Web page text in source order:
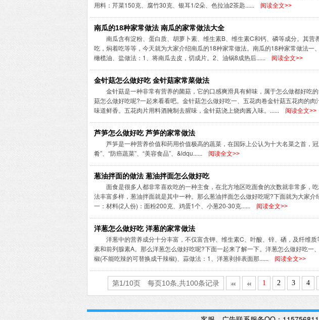
用料：芹菜150克、腐竹30克、银耳1/2朵、色拉油2茶匙......
阅读全文>>
南瓜的18种家常做法 南瓜的家常做法大全
南瓜含有淀粉、蛋白质、胡萝卜素、维生素B、维生素C和钙、磷等成分。其营
吃，焖着吃等等，今天就为大家介绍南瓜的18种家常做法。南瓜的18种家常做法一
橄榄油、盐做法：1、将南瓜去皮，切成片。2、油锅8成热后......
阅读全文>>
金针菇怎么做好吃 金针菇家常菜做法
金针菇是一种非常有营养的菌菇，它的口感爽滑具有鲜味，属于怎么做都好吃
菇怎么做好吃呢?一起来看看吧。金针菇怎么做好吃一、五花肉卷金针菇五花肉的
味道鲜香。五花肉片用料酒腌制去腥味，金针菇浇上烧肉酱入味。......
阅读全文>>
芦笋怎么做好吃 芦笋的家常做法
芦笋是一种营养价值和药用价值极高的蔬菜，在国际上公认为十大名菜之首，冠
肴”、“防癌蔬菜”、“美容食品”、&ldqu......
阅读全文>>
葱油拌面的做法 葱油拌面怎么做好吃
面食是很多人都非常喜欢吃的一种主食，在北方地区吃面食的次数就非常多，
法丰富多样，葱油拌面就是其中一种。那么葱油拌面怎么做好吃呢?下面就为大家
一：材料(2人份)：面粉200克、鸡蛋1个、小葱20-30克......
阅读全文>>
洋葱怎么做好吃 洋葱的家常做法
洋葱中的营养成分十分丰富，不仅富含钾、维生素C、叶酸、锌、硒，及纤维
素和前列腺素A。那么洋葱怎么做好吃呢?下面一起来了解一下。洋葱怎么做好吃一
椒(不能吃辣的可替换成干辣椒)、蒜做法：1、洋葱剥掉表面那......
阅读全文>>
第1/10页 每页10条,共100条记录 1 2 3 4